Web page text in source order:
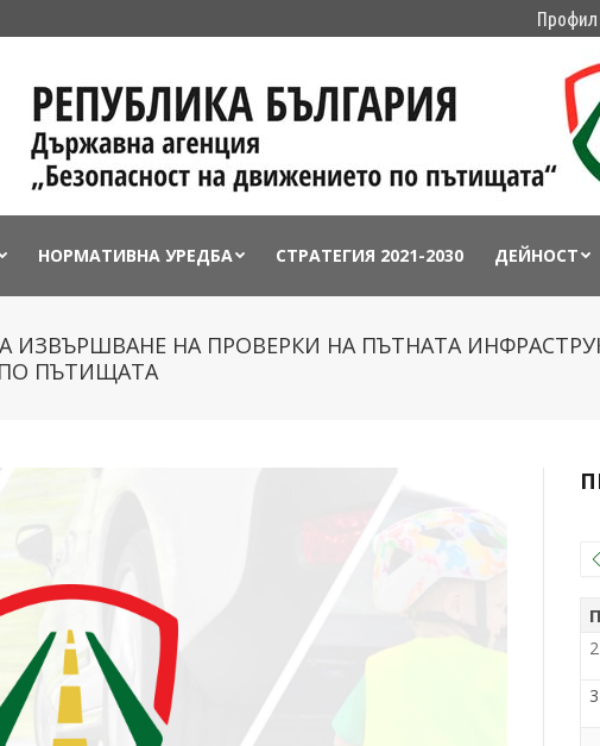
Профил
НОРМАТИВНА УРЕДБА СТРАТЕГИЯ 2021-2030 ДЕЙНОСТ
ИЗВЪРШВАНЕ НА ПРОВЕРКИ НА ПЪТНАТА
ПЪТИЩАТА
П
3